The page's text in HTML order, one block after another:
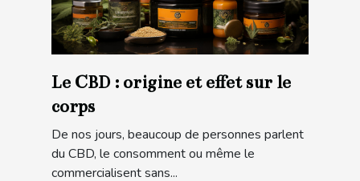
Le CBD : origine et effet sur le
corps
De nos jours, beaucoup de personnes parlent
du CBD, le consomment ou même le
commercialisent sans...